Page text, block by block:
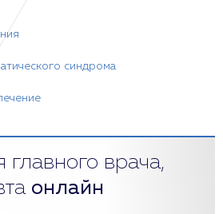
синдрома
главного врача,
онлайн